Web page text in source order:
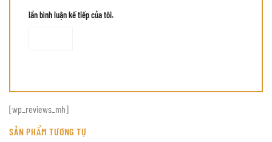
lần bình luận kế tiếp của tôi.
[wp_reviews_mh]
SẢN PHẨM TƯƠNG TỰ